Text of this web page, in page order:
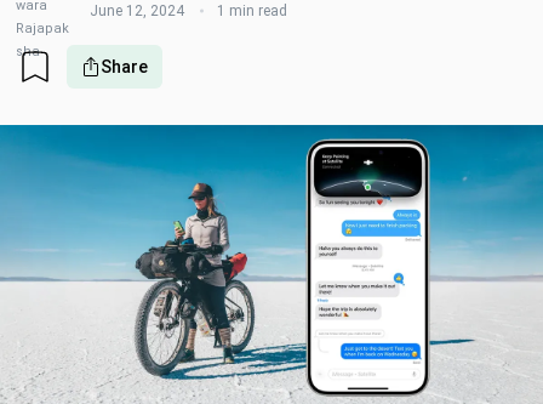
June 12, 2024 1 min read
Share